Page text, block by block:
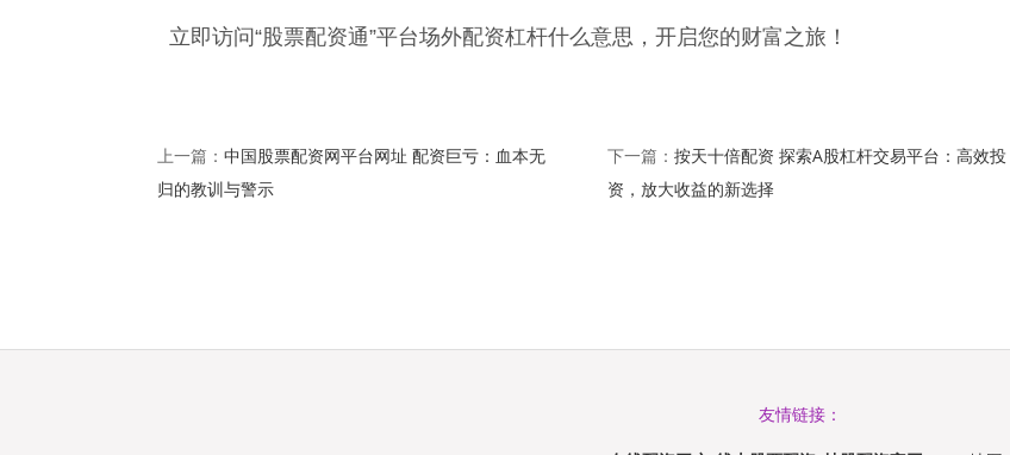
立即访问“股票配资通”平台场外配资杠杆什么意思，开启您的财富之旅！
上一篇： 中国股票配资网平台网址 配资巨亏：血本无
归的教训与警示
下一篇： 按天十倍配资 探索A股杠杆交易平台：高效投
资，放大收益的新选择
友情链接：